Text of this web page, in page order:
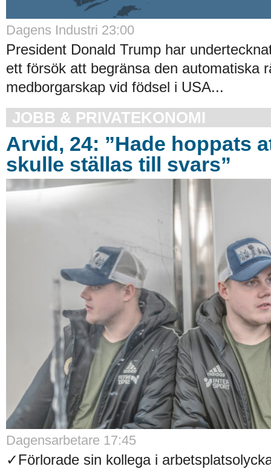
Dagens Industri 23:00
President Donald Trump har
ett försök att begränsa den automatiska
medborgarskap vid födsel i USA...
JOBB & PRIVATEKONOMI
Arvid, 24: ”Hade hoppats
skulle ställas till svars”
Dagensarbetare 17:45
✓Förlorade sin kollega i